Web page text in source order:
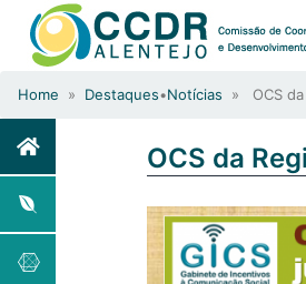
Home » Destaques•Notícias » OCS da
OCS da